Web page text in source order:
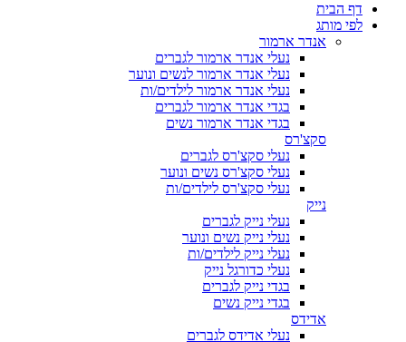
דף הבית
לפי מותג
אנדר ארמור
נעלי אנדר ארמור לגברים
נעלי אנדר ארמור לנשים ונוער
נעלי אנדר ארמור לילדים/ות
בגדי אנדר ארמור לגברים
בגדי אנדר ארמור נשים
סקצ'רס
נעלי סקצ'רס לגברים
נעלי סקצ'רס נשים ונוער
נעלי סקצ'רס לילדים/ות
נייק
נעלי נייק לגברים
נעלי נייק נשים ונוער
נעלי נייק לילדים/ות
נעלי כדורגל נייק
בגדי נייק לגברים
בגדי נייק נשים
אדידס
נעלי אדידס לגברים